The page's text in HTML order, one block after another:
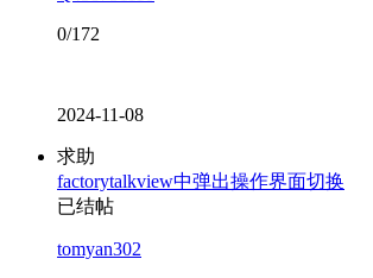
0/172
2024-11-08
求助
factorytalkview中弹出操作界面切换
已结帖
tomyan302